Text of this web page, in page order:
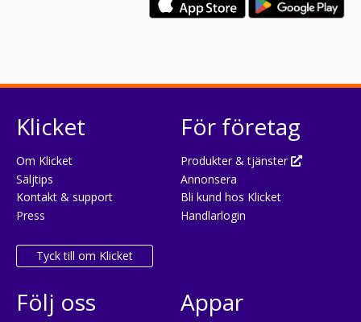
Klicket
Om Klicket
Säljtips
Kontakt & support
Press
Tyck till om Klicket
För företag
Produkter & tjänster
Annonsera
Bli kund hos Klicket
Handlarlogin
Följ oss Appar